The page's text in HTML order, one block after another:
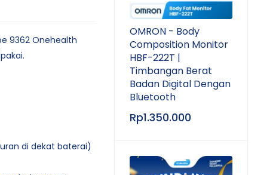
9362 Onehealth
di dekat baterai)
OMRON - Body
Composition Monitor
HBF-222T |
Timbangan Berat
Badan Digital Dengan
Bluetooth
Rp1.350.000